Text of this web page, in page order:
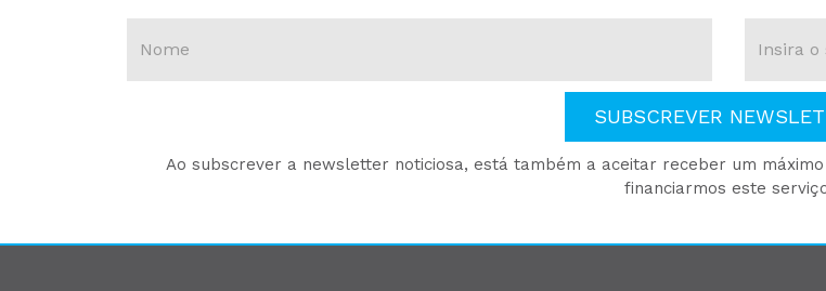
SUBSCREVER
Ao subscrever a newsletter noticiosa, está também a aceitar receber um
financiarmos este